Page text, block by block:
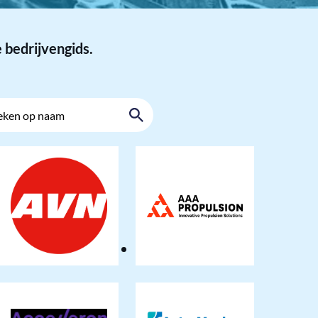
bedrijvengids.
Zoeken
A.
Nieuwenhuizen
en
Zn
AAA